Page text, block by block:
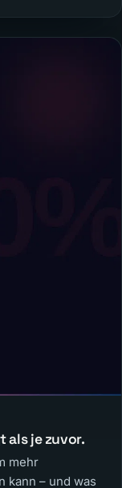
als je zuvor.
mehr
kann – und was